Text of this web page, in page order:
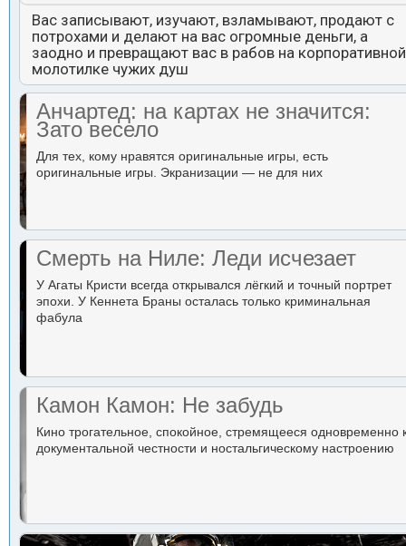
Вас записывают, изучают, взламывают, продают с
потрохами и делают на вас огромные деньги, а
заодно и превращают вас в рабов на корпоративной
молотилке чужих душ
Анчартед: на картах не значится:
Зато весело
Для тех, кому нравятся оригинальные игры, есть
оригинальные игры. Экранизации — не для них
Смерть на Ниле: Леди исчезает
У Агаты Кристи всегда открывался лёгкий и точный портрет
эпохи. У Кеннета Браны осталась только криминальная
фабула
Камон Камон: Не забудь
Кино трогательное, спокойное, стремящееся одновременно
документальной честности и ностальгическому настроению